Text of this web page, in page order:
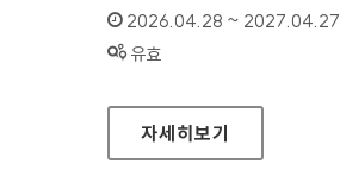
인증기간 :
2026.04.28 ~ 2027.04.27
상태 :
유효
EBS 장애인 서비스
자세히보기